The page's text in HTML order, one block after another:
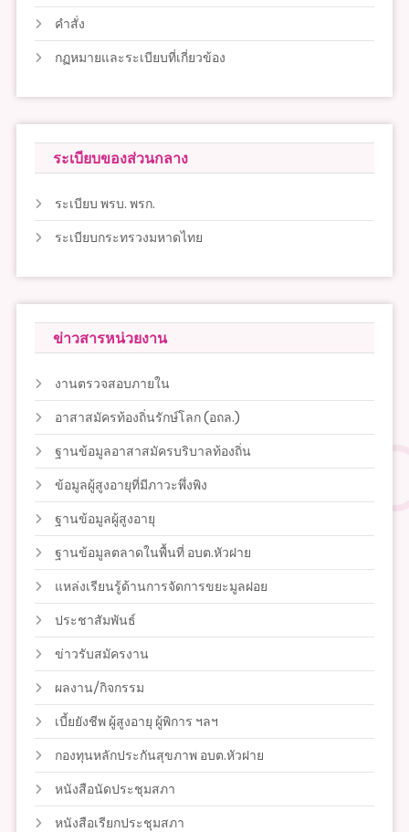
คำสั่ง
กฏหมายและระเบียบที่เกี่ยวข้อง
ระเบียบของส่วนกลาง
ระเบียบ พรบ. พรก.
ระเบียบกระทรวงมหาดไทย
ข่าวสารหน่วยงาน
งานตรวจสอบภายใน
อาสาสมัครท้องถิ่นรักษ์โลก (อถล.)
ฐานข้อมูลอาสาสมัครบริบาลท้องถิ่น
ข้อมูลผู้สูงอายุที่มีภาวะพึ่งพิง
ฐานข้อมูลผู้สูงอายุ
ฐานข้อมูลตลาดในพื้นที่ อบต.หัวฝาย
แหล่งเรียนรู้ด้านการจัดการขยะมูลฝอย
ประชาสัมพันธ์
ข่าวรับสมัครงาน
ผลงาน/กิจกรรม
เบี้ยยังชีพ ผู้สูงอายุ ผู้พิการ ฯลฯ
กองทุนหลักประกันสุขภาพ อบต.หัวฝาย
หนังสือนัดประชุมสภา
หนังสือเรียกประชุมสภา